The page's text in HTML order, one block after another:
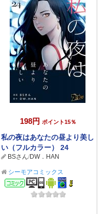
198円 ポイント15％
私の夜はあなたの昼より美し
い（フルカラー） 24
BSさん/DW．HAN
シーモアコミックス
コミック